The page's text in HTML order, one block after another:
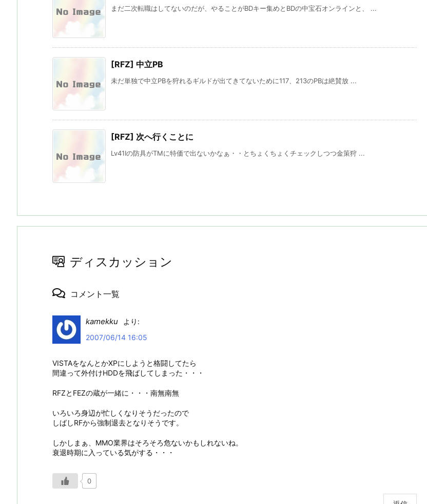
まだ二次転職はしてないのだが、やることがBDキー集めとBDの中宝石オンラインと、 ...
[RFZ] 中立PB
未だ単独で中立PBを狩れるギルドが出てきてないために117、213のPBは絶賛放 ...
[RFZ] 次へ行くことに
Lv41Iの防具がTMに特価で出ないかなぁ・・とちょくちょくチェックしつつ金策狩 ...
ディスカッション
コメント一覧
kamekku
より:
2007/06/14 16:05
VISTAをなんとかXPにしようと格闘してたら
間違って外付けHDDを飛ばしてしまった・・・
RFZとFEZの蔵が一緒に・・・南無南無
いろいろ身辺が忙しくなりそうだったので
しばしRFから強制退去となりそうです。
しかしまぁ、MMO業界はそろそろ危ないかもしれないね。
衰退時期に入っている気がする・・・
0